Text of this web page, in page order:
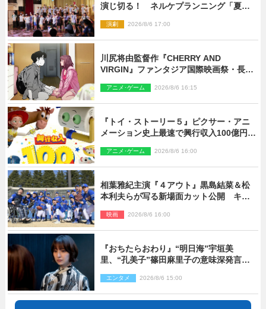
演じ切る！ ネルケプランニング「夏休
ト【最終日】
演劇 2026/8/6 17:00
川尻将由監督作『CHERRY AND
VIRGIN』ファンタジア国際映画祭・長編
アニメ･ゲーム 2026/8/6 16:15
『トイ・ストーリー５』ピクサー・アニ
メーション史上最速で興行収入100億円突
アニメ･ゲーム 2026/8/6 16:00
相葉雅紀主演『４アウト』黒島結菜＆松
本利夫らが写る新場面カット公開 キャ
映画 2026/8/6 16:00
『おちたらおわり』“明日海”宇垣美
里、“孔美子”篠田麻里子の意味深発言に
開」
エンタメ 2026/8/6 15:00